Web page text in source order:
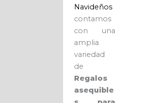
Navideños
contamos
con una
amplia
variedad
de
Regalos
asequible